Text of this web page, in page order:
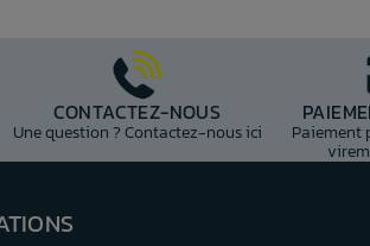
solution de transport simple et efficace. Il
temps, ce qui en fait une solution
CONTACTEZ-NOUS
Une question ? Contactez-nous ici Paiement